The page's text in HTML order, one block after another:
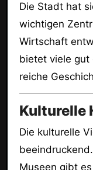
Die Stadt hat
wichtigen
Wirtschaft
bietet viele gut
reiche
Kulturelle
Die kulturelle
Museen gibt